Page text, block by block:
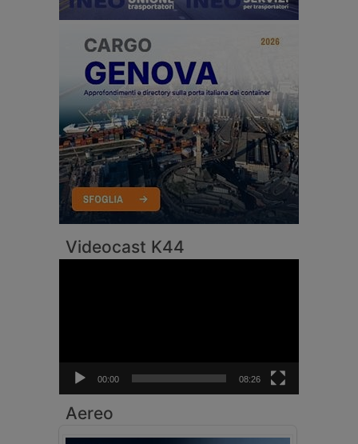
Videocast K44
00:00 08:26
Aereo